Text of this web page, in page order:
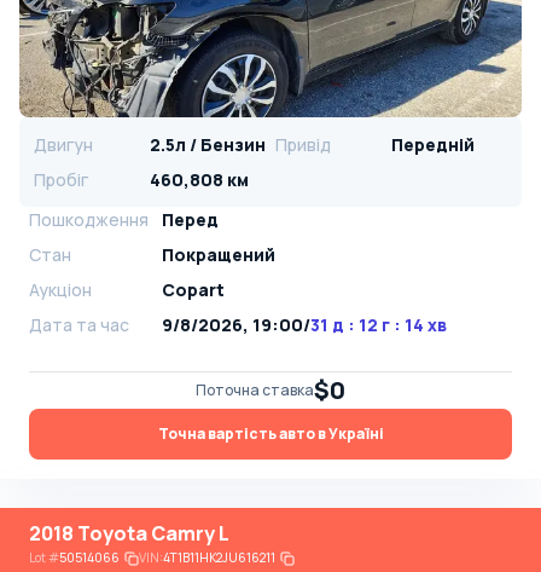
Двигун 2.5л / Бензин Привід
Передній
Пробіг
460,808 км
Пошкодження
Перед
Стан
Покращений
Аукціон
Copart
Дата та час
9/8/2026, 19:00/31 д : 12 г : 14 хв
Поточна ставка$0
Точна вартість авто в Україні
2018 Toyota Camry L
Lot#50514066 VIN:4T1B11HK2JU616211